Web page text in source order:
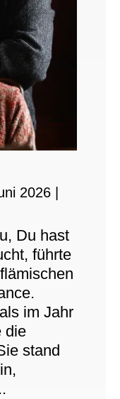
2026|
Du hast
führte
im Jahr
die
stand